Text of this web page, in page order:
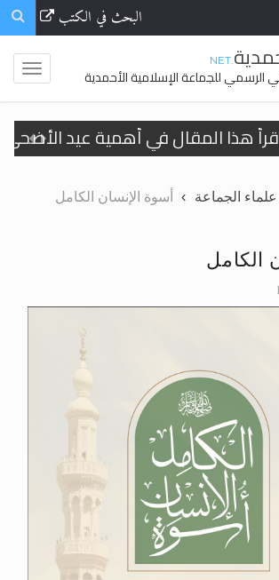
البحث في الكتب
.NET
الرسمي للجماعة الإسلامية الأحمدية
هذا المقال في أهمية عيد
هامّ لأفراد الجماعة >> المزيد
تعميم هامّ لأفراد الجماعة >> المزيد
اقرأ هذا الكتاب وتعرّف على حقيقة
الحجّ.. دلالات، حِكم، وأهداف >> المزيد
اقرأ هذا المقال في أهمية عيد
الجماعة أسوة الإنسان الكامل
الكامل